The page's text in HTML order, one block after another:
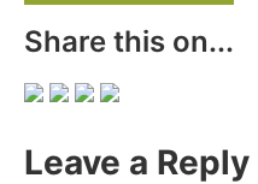
Share this on...
Leave a Reply